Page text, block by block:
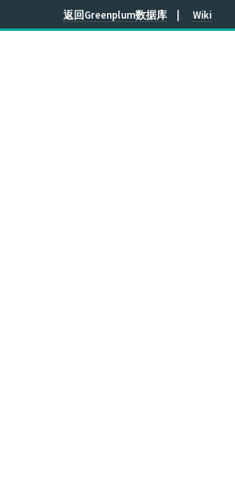
返回Greenplum数据库 Wiki